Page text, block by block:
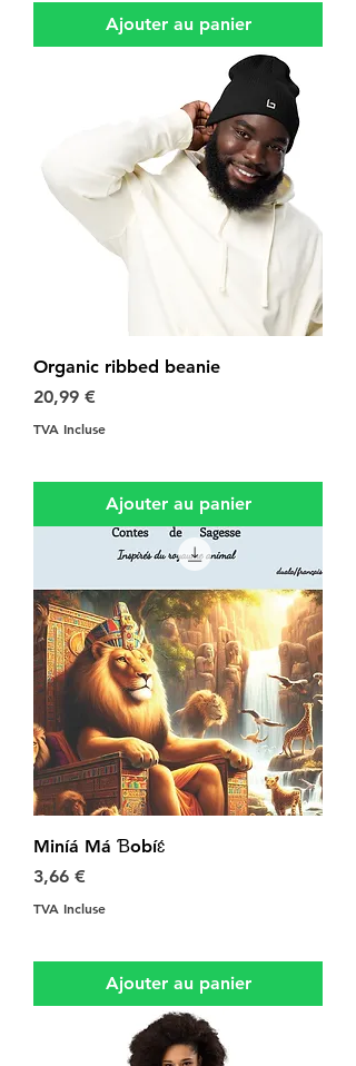
Ajouter au panier
Organic ribbed beanie
Prix
20,99 €
TVA Incluse
Ajouter au panier
Miníá Má Ɓobíɛ́
Prix
3,66 €
TVA Incluse
Ajouter au panier